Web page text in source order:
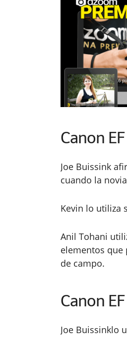
Canon
Joe Buissink
cuando la
Kevin lo utiliza
Anil Tohani
elementos que
de campo.
Canon
Joe Buissinklo